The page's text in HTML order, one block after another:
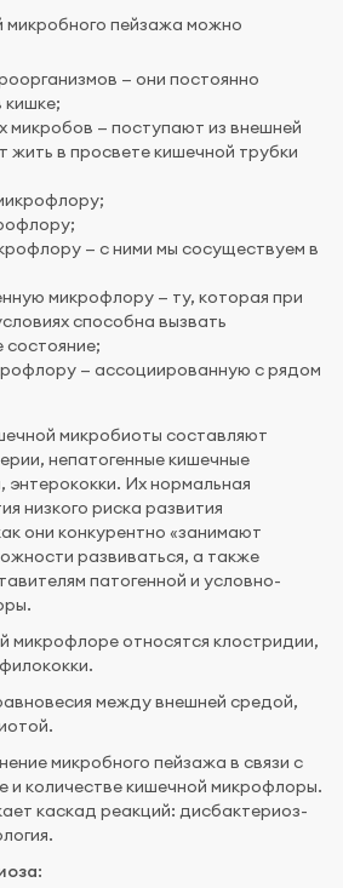
микробного пейзажа можно
— они постоянно
кишке;
микробов — поступают из внешней
жить в просвете кишечной трубки
— с ними мы сосуществуем в
микрофлору — ту, которая при
способна вызвать
состояние;
— ассоциированную с рядом
микробиоты составляют
непатогенные кишечные
Их нормальная
низкого риска развития
они конкурентно «занимают
развиваться, а также
патогенной и условно-
микрофлоре относятся клостридии,
между внешней средой,
микробного пейзажа в связи с
и количестве кишечной микрофлоры.
каскад реакций: дисбактериоз-
: